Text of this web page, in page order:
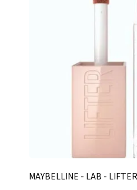
MAYBELLINE - LAB -